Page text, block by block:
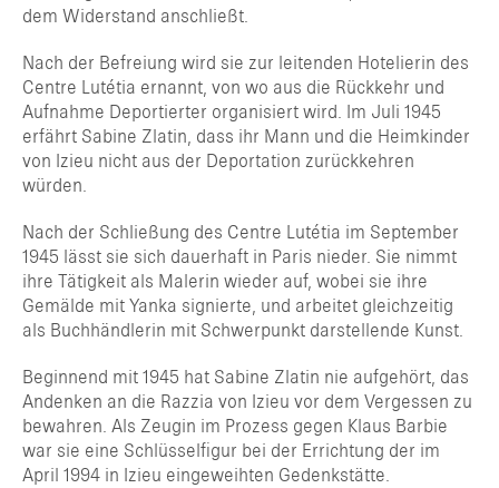
dem Widerstand anschließt.
Nach der Befreiung wird sie zur leitenden Hotelierin des
Centre Lutétia ernannt, von wo aus die Rückkehr und
Aufnahme Deportierter organisiert wird. Im Juli 1945
erfährt Sabine Zlatin, dass ihr Mann und die Heimkinder
von Izieu nicht aus der Deportation zurückkehren
würden.
Nach der Schließung des Centre Lutétia im September
1945 lässt sie sich dauerhaft in Paris nieder. Sie nimmt
ihre Tätigkeit als Malerin wieder auf, wobei sie ihre
Gemälde mit Yanka signierte, und arbeitet gleichzeitig
als Buchhändlerin mit Schwerpunkt darstellende Kunst.
Beginnend mit 1945 hat Sabine Zlatin nie aufgehört, das
Andenken an die Razzia von Izieu vor dem Vergessen zu
bewahren. Als Zeugin im Prozess gegen Klaus Barbie
war sie eine Schlüsselfigur bei der Errichtung der im
April 1994 in Izieu eingeweihten Gedenkstätte.